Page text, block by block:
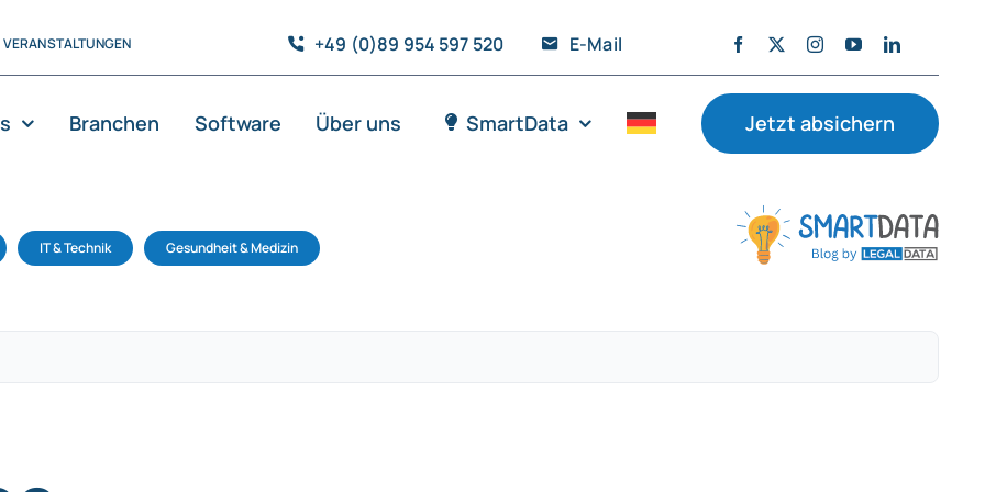
VERANSTALTUNGEN +49 (0)89 954 597 520 E-Mail
Branchen Software Über uns SmartData Jetzt absichern
IT & Technik Gesundheit & Medizin